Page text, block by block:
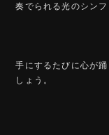
奏でられる光のシンフ
手にするたびに心が
しょう。